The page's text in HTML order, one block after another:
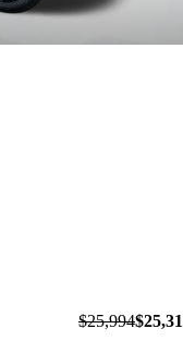
$25,994